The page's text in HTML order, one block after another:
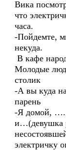
Вика
что
часа.
-Пойдемте,
некуда.
В кафе
Молодые
столик
-А вы куда
парень
-Я домой,
и…(девушка
электричку